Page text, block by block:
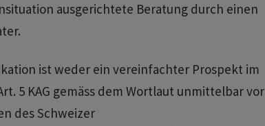
ausgerichtete Beratung durch einen
ist weder ein vereinfachter Prospekt im
5 KAG gemäss dem Wortlaut unmittelbar vor
des Schweizer